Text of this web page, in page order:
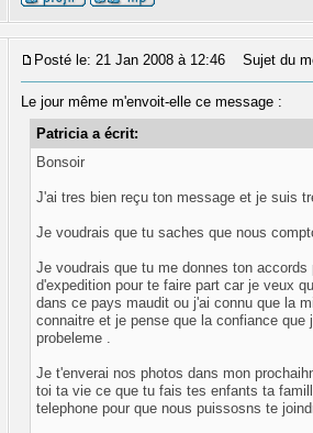
Posté le: 21 Jan 2008 à 12:46 Sujet du
Le jour même m'envoit-elle ce message :
Patricia a écrit:
Bonsoir
J'ai tres bien reçu ton message et je suis
Je voudrais que tu saches que nous
Je voudrais que tu me donnes ton
d'expedition pour te faire part car je veux
dans ce pays maudit ou j'ai connu que la
connaitre et je pense que la confiance
probeleme .
Je t'enverai nos photos dans mon
toi ta vie ce que tu fais tes enfants ta
telephone pour que nous puissosns te